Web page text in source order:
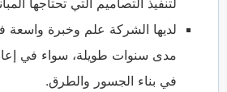
لديها الشركة علم وخبرة واسعة
مدى سنوات طويلة، سواء في
في بناء الجسور والطرق.